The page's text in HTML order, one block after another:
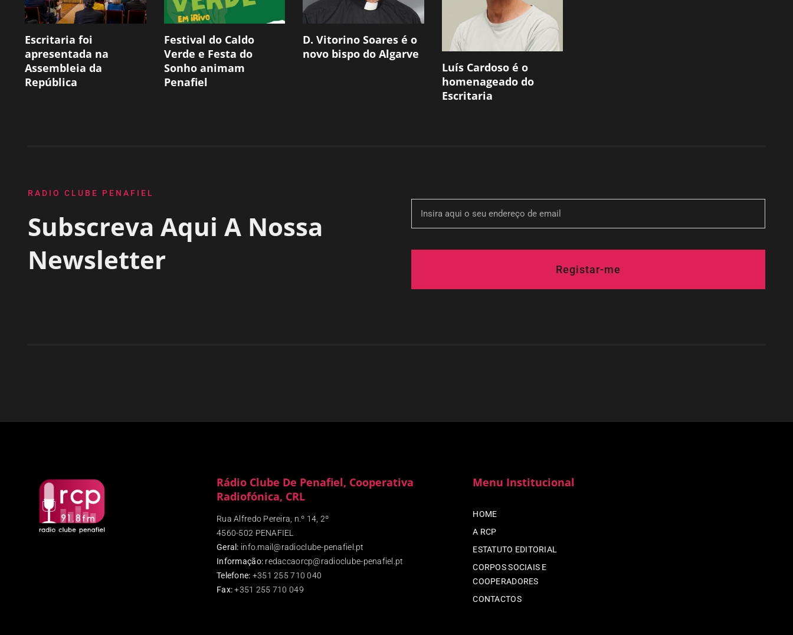
Escritaria foi
apresentada na
Assembleia da
República
Festival do Caldo
Verde e Festa do
Sonho animam
Penafiel
D. Vitorino Soares é o
novo bispo do Algarve
Luís Cardoso é o
homenageado do
Escritaria
RADIO CLUBE PENAFIEL
Subscreva Aqui A Nossa
Newsletter
Registar-me
Rádio Clube De Penafiel, Cooperativa
Radiofónica, CRL
Rua Alfredo Pereira, n.º 14, 2º
4560-502 PENAFIEL
Geral: info.mail@radioclube-penafiel.pt
Informação: redaccaorcp@radioclube-penafiel.pt
Telefone: +351 255 710 040
Fax:+351 255 710 049
Menu Institucional
HOME
A RCP
ESTATUTO EDITORIAL
CORPOS SOCIAIS E
COOPERADORES
CONTACTOS